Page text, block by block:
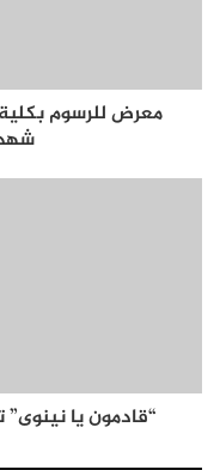
معرض للرسوم
“قادمون يا نينوى”